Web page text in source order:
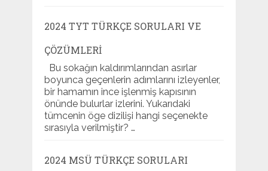
2024 TYT TÜRKÇE SORULARI VE
ÇÖZÜMLERI
Bu sokağın kaldırımlarından asırlar
boyunca geçenlerin adımlarını izleyenler,
bir hamamın ince işlenmiş kapısının
önünde bulurlar izlerini. Yukarıdaki
tümcenin öge dizilişi hangi seçenekte
sırasıyla verilmiştir? …
2024 MSÜ TÜRKÇE SORULARI